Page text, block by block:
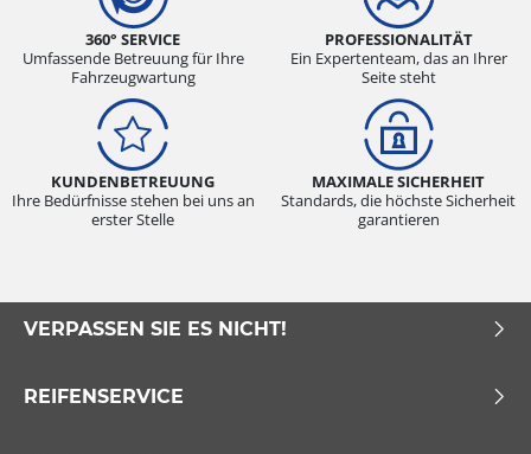
360° SERVICE
Umfassende Betreuung für Ihre
Fahrzeugwartung
PROFESSIONALITÄT
Ein Expertenteam, das an Ihrer
Seite steht
KUNDENBETREUUNG
Ihre Bedürfnisse stehen bei uns an
erster Stelle
MAXIMALE SICHERHEIT
Standards, die höchste Sicherheit
garantieren
VERPASSEN SIE ES NICHT!
REIFENSERVICE